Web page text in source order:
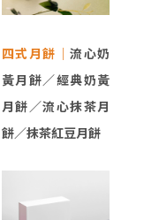
四式月餅｜流心奶
黃月餅／經典奶黃
月餅／流心抹茶月
餅／抹茶紅豆月餅